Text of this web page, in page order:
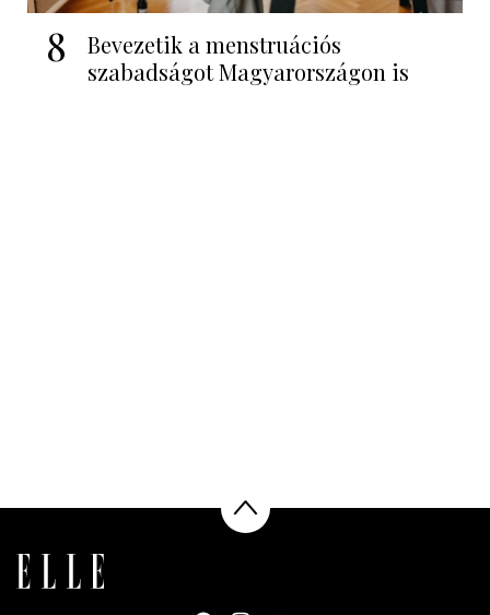
8
Bevezetik a menstruációs
szabadságot Magyarországon is